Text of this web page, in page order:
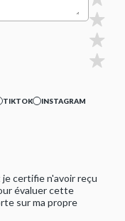
TIKTOK
INSTAGRAM
je certifie n'avoir reçu
évaluer cette
sur ma propre